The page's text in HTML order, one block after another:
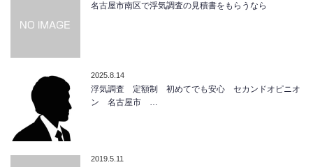
名古屋市南区で浮気調査の見積書をもらうなら
2025.8.14
浮気調査 定額制 初めてでも安心 セカンドオピニオ
ン 名古屋市 …
2019.5.11